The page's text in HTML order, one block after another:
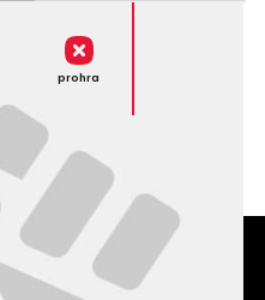
prohra
rozhraní
osobních údajů